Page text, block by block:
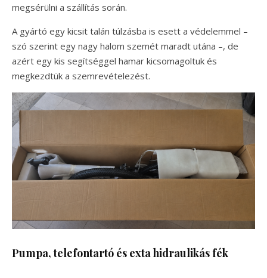
megsérülni a szállítás során.
A gyártó egy kicsit talán túlzásba is esett a védelemmel –
szó szerint egy nagy halom szemét maradt utána –, de
azért egy kis segítséggel hamar kicsomagoltuk és
megkezdtük a szemrevételezést.
Pumpa, telefontartó és exta hidraulikás fék